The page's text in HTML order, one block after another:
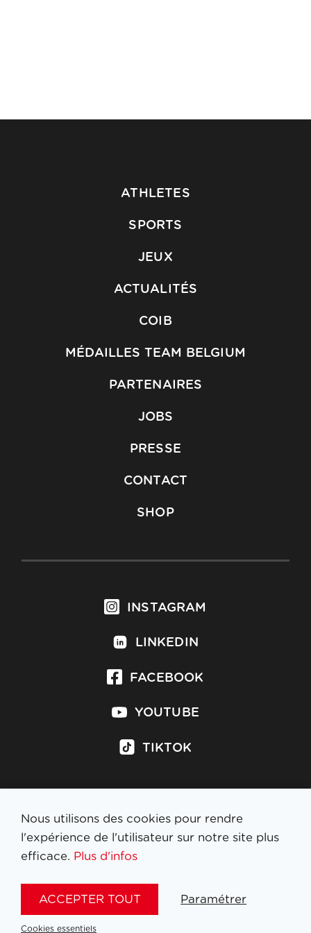
ATHLETES
SPORTS
JEUX
ACTUALITÉS
COIB
MÉDAILLES TEAM BELGIUM
PARTENAIRES
JOBS
PRESSE
CONTACT
SHOP
INSTAGRAM
LINKEDIN
FACEBOOK
YOUTUBE
TIKTOK
S'inscrire à la newsletter
Nous utilisons des cookies pour rendre
l'expérience de l'utilisateur sur notre site plus
efficace. Plus d'infos
ACCEPTER TOUT Paramétrer
Cookies essentiels